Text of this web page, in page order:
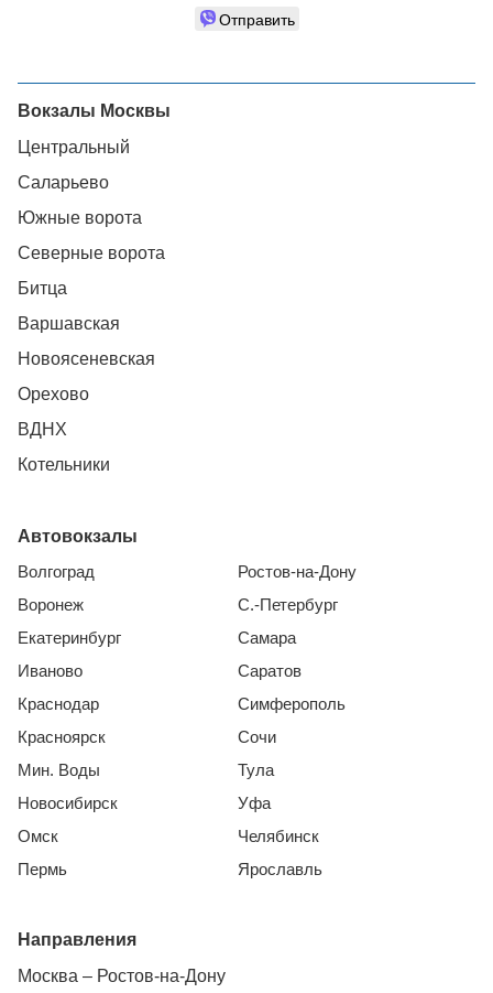
Отправить
Вокзалы Москвы
Центральный
Саларьево
Южные ворота
Северные ворота
Битца
Варшавская
Новоясеневская
Орехово
ВДНХ
Котельники
Автовокзалы
Волгоград
Воронеж
Екатеринбург
Иваново
Краснодар
Красноярск
Мин. Воды
Новосибирск
Омск
Пермь
Ростов-на-Дону
С.-Петербург
Самара
Саратов
Симферополь
Сочи
Тула
Уфа
Челябинск
Ярославль
Направления
Москва – Ростов-на-Дону